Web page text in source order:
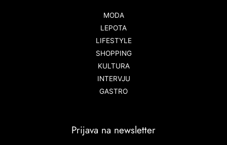
MODA
LEPOTA
LIFESTYLE
SHOPPING
KULTURA
INTERVJU
GASTRO
Prijava na newsletter